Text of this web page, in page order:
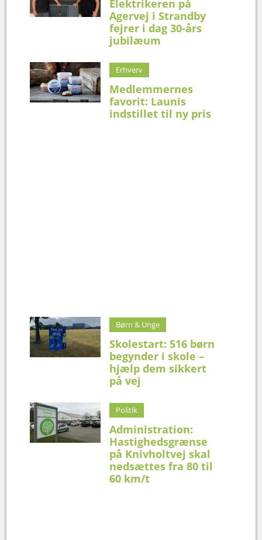
Elektrikeren på
Agervej i Strandby
fejrer i dag 30-års
jubilæum
Erhverv
Medlemmernes
favorit: Launis
indstillet til ny pris
Børn & Unge
Skolestart: 516 børn
begynder i skole –
hjælp dem sikkert
på vej
Politik
Administration:
Hastighedsgrænse
på Knivholtvej skal
nedsættes fra 80 til
60 km/t